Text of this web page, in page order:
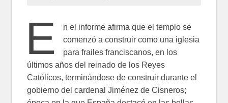
E
n el informe afirma que el templo se
comenzó a construir como una iglesia
para frailes franciscanos, en los
últimos años del reinado de los Reyes
Católicos, terminándose de construir durante el
gobierno del cardenal Jiménez de Cisneros;